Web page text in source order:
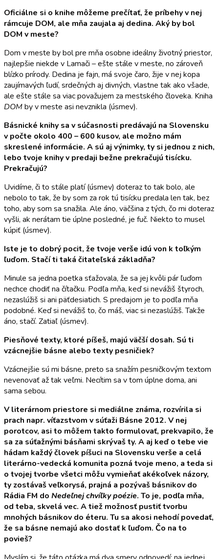
Oficiálne si o knihe môžeme prečítať, že príbehy v nej
rámcuje DOM, ale mňa zaujala aj dedina. Aký by bol
DOM v meste?
Dom v meste by bol pre mňa osobne ideálny životný priestor,
najlepšie niekde v Lamači – ešte stále v meste, no zároveň
blízko prírody. Dedina je fajn, má svoje čaro, žije v nej kopa
zaujímavých ľudí, srdečných aj divných, vlastne tak ako všade,
ale ešte stále sa viac považujem za mestského človeka. Kniha
DOMby v meste asi nevznikla (úsmev).
Básnické knihy sa v súčasnosti predávajú na Slovensku
v počte okolo 400 – 600 kusov, ale možno mám
skreslené informácie. A sú aj výnimky, ty si jednou z nich,
lebo tvoje knihy v predaji bežne prekračujú tisícku.
Prekračujú?
Uvidíme, či to stále platí (úsmev) doteraz to tak bolo, ale
nebolo to tak, že by som za rok tú tisícku predala len tak, bez
toho, aby som sa snažila. Ale áno, väčšina z tých, čo mi doteraz
vyšli, ak nerátam tie úplne posledné, je fuč. Niekto to musel
kúpiť (úsmev).
Iste je to dobrý pocit, že tvoje verše idú von k toľkým
ľuďom. Stačí ti taká čitateľská základňa?
Minule sa jedna poetka sťažovala, že sa jej kvôli pár ľuďom
nechce chodiť na čítačku. Podľa mňa, keď si nevážiš štyroch,
nezaslúžiš si ani päťdesiatich. S predajom je to podľa mňa
podobné. Keď si nevážiš to, čo máš, viac si nezaslúžiš. Takže
áno, stačí. Zatiaľ (úsmev).
Piesňové texty, ktoré píšeš, majú väčší dosah. Sú ti
vzácnejšie básne alebo texty pesničiek?
Vzácnejšie sú mi básne, preto sa snažím pesničkovým textom
nevenovať až tak veľmi. Necítim sa v tom úplne doma, ani
sama sebou.
V literárnom priestore si mediálne známa, rozvírila si
prach napr. víťazstvom v súťaži Básne 2012. V nej
porotcov, asi to môžem takto formulovať, prekvapilo, že
sa za súťažnými básňami skrývaš ty. A aj keď o tebe vie
hádam každý človek píšuci na Slovensku verše a celá
literárno-vedecká komunita pozná tvoje meno, a teda si
o tvojej tvorbe všetci môžu vymieňať akékoľvek názory,
ty zostávaš veľkorysá, prajná a pozývaš básnikov do
Rádia FM do Nedeľnej chvíľky poézie. To je, podľa mňa,
od teba, skvelá vec. A tiež možnosť pustiť tvorbu
mnohých básnikov do éteru. Tu sa akosi nehodí povedať,
že sa básne nemajú ako dostať k ľuďom. Čo na to
povieš?